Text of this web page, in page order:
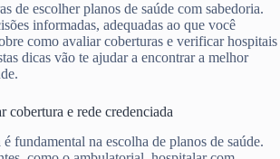
de escolher planos de saúde com sabedoria.
informadas, adequadas ao que você
como avaliar coberturas e verificar hospitais
dicas vão te ajudar a encontrar a melhor
cobertura e rede credenciada
fundamental na escolha de planos de saúde.